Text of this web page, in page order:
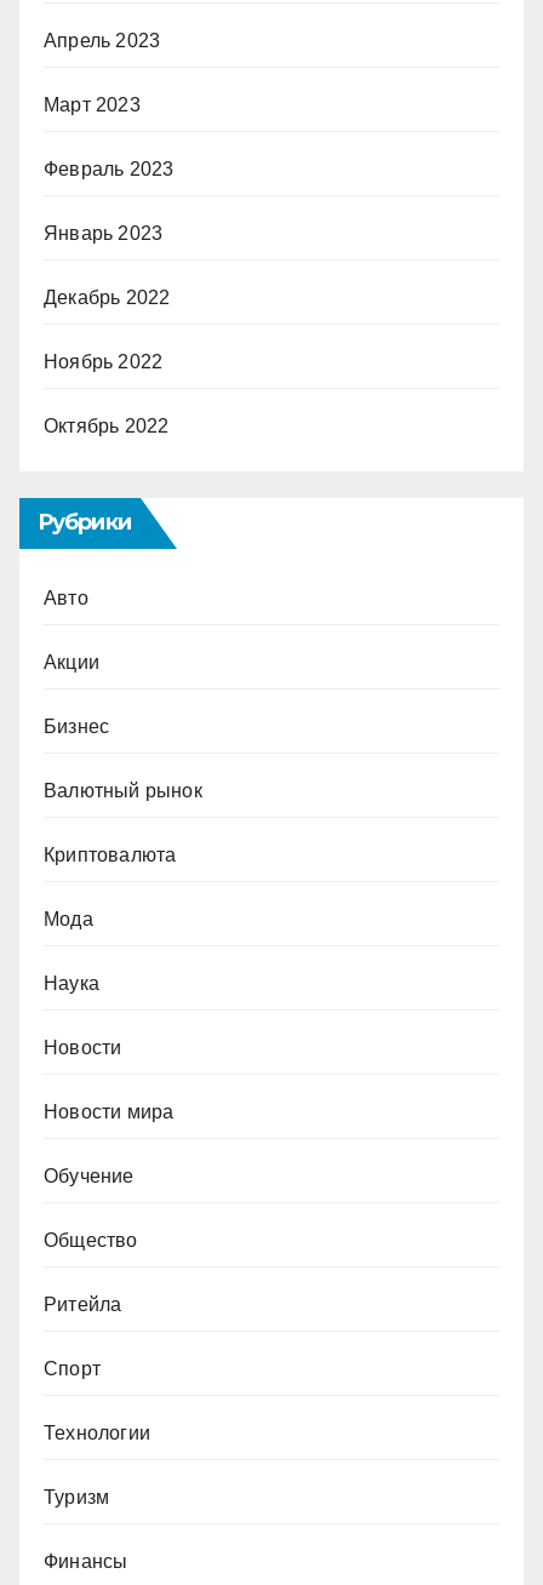
Апрель 2023
Март 2023
Февраль 2023
Январь 2023
Декабрь 2022
Ноябрь 2022
Октябрь 2022
Рубрики
Авто
Акции
Бизнес
Валютный рынок
Криптовалюта
Мода
Наука
Новости
Новости мира
Обучение
Общество
Ритейла
Спорт
Технологии
Туризм
Финансы